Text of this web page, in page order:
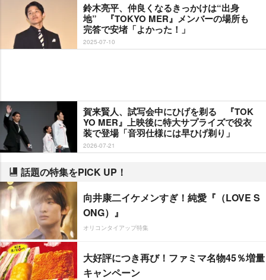
鈴木亮平、仲良くなるきっかけは“出身
地” 『TOKYO MER』メンバーの場所も
完答で安堵「よかった！」
2025-07-10
賀来賢人、試写会中にひげを剃る 『TOK
YO MER』上映後に特大サプライズで役衣
装で登場「音羽仕様には早ひげ剃り」
2026-07-21
話題の特集をPICK UP！
向井康二イケメンすぎ！純愛『（LOVE S
ONG）』
オリコンタイアップ特集
大好評につき再び！ファミマ名物45％増量
キャンペーン